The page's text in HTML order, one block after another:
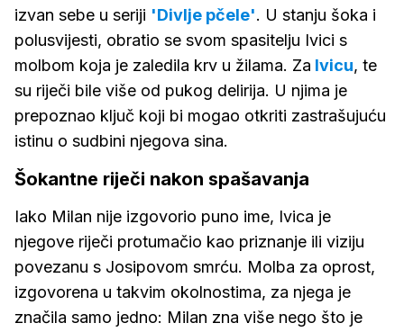
izvan sebe u seriji 'Divlje pčele'. U stanju šoka i
polusvijesti, obratio se svom spasitelju Ivici s
molbom koja je zaledila krv u žilama. Za Ivicu, te
su riječi bile više od pukog delirija. U njima je
prepoznao ključ koji bi mogao otkriti zastrašujuću
istinu o sudbini njegova sina.
Šokantne riječi nakon spašavanja
Iako Milan nije izgovorio puno ime, Ivica je
njegove riječi protumačio kao priznanje ili viziju
povezanu s Josipovom smrću. Molba za oprost,
izgovorena u takvim okolnostima, za njega je
značila samo jedno: Milan zna više nego što je